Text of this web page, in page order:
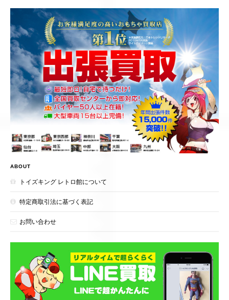
ABOUT
トイズキング レトロ館について
特定商取引法に基づく表記
お問い合わせ